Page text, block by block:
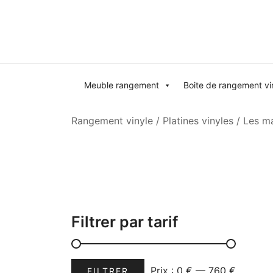
Meuble rangement Boite de rangement
Rangement vinyle / Platines vinyles / Les
Filtrer par tarif
Prix
PrixFILTRER